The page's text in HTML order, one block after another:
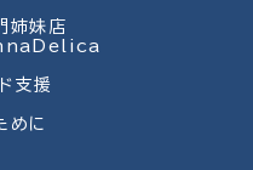
姉妹店
支援
めに